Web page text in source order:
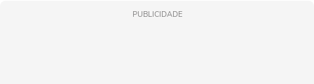
PUBLICIDADE